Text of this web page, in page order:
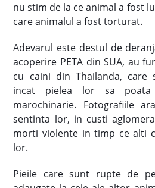
nu stim de la ce animal a fost
care animalul a fost torturat.
Adevarul este destul de
acoperire PETA din SUA, au
cu caini din Thailanda, care
incat pielea lor sa
marochinarie. Fotografiile
sentinta lor, in custi
morti violente in timp ce alti
lor.
Pieile care sunt rupte de